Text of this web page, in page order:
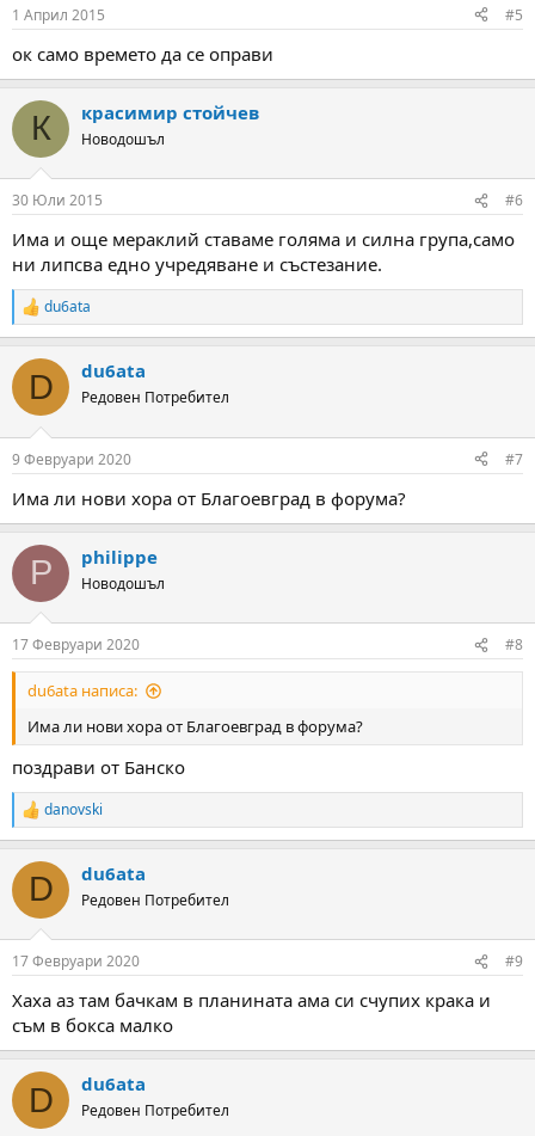
1 Април 2015 #5
ок само времето да се оправи
К красимир стойчев
Новодошъл
30 Юли 2015 #6
Има и още мераклий ставаме голяма и силна група,само
ни липсва едно учредяване и състезание.
R
e
c
i
s
du6ata
D du6ata
Редовен Потребител
9 Февруари 2020 #7
Има ли нови хора от Благоевград в форума?
P philippe
Новодошъл
17 Февруари 2020 #8
du6ata написа:
Има ли нови хора от Благоевград в форума?
поздрави от Банско
R
e
c
i
s
danovski
D du6ata
Редовен Потребител
17 Февруари 2020 #9
Хаха аз там бачкам в планината ама си счупих крака и
съм в бокса малко
D du6ata
Редовен Потребител